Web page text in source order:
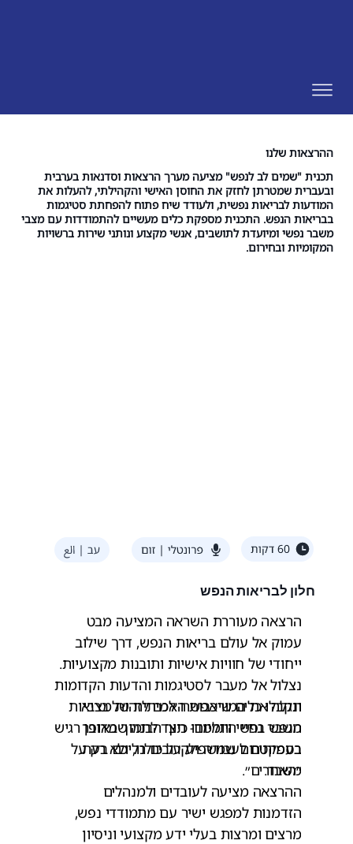
ההרצאות שלנו
תכנית "שמים לב לנפש" מציעה מערך הרצאות וסדנאות בערבית
ובעברית שמטרתן לחזק את החוסן האישי והקהילתי, להעלות את
המודעות לבריאות נפשית, ולעודד שיח פתוח להפחתת סטיגמות
בבריאות הנפש. התכנית מספקת כלים מעשיים להתמודדות עם מצבי
משבר נפשי ומיועדת לתושבים, אנשי מקצוע ונותני שירות ברשויות
המקומיות ובחירום.
חלון לבריאות הנפש
הרצאה מעוררת השראה המציעה מבט
עמוק אל עולם בריאות הנפש, דרך שילוב
ייחודי של חוויות אישיות ותובנות מקצועיות.
נצלול אל מעבר לסטיגמות והדעות הקדומות
ונגלה את המורכבות האמיתית של בריאות
הנפש בחיי היומיום- תוך הבנה שמדובר
בספקטרום שמשפיע על כולנו, ולא רק על
״האחרים״.
תקבלו כלים שיאפשרו לכם לזהות מצבי
משבר נפשי ותלמדו כיצד לתמוך באופן רגיש
בעמיתים לעבודה ולקרובים רליכם בעת
משבר.
ההרצאה מציעה לעובדים ולמנהלים
הזדמנות למפגש ישיר עם מתמודדי נפש,
מרצים ומרצות בעלי ידע מקצועי וניסיון